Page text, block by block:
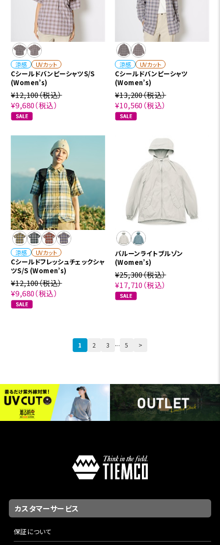
涼感 UVカット
CシールドバンピーシャツS/S
(Women’s)
¥12,100（税込）
¥9,680（税込）
涼感 UVカット
Cシールドバンピーシャツ
(Women’s)
¥13,200（税込）
¥10,560 （税込）
涼感 UVカット
Cシールドフレッシュチェックシャ
ツS/S (Women’s)
¥12,100（税込）
¥9,680（税込）
バルーンライトブルゾン
(Women’s)
¥25,300（税込）
¥17,710 （税込）
1 2 3 ... 5 >
カスタマーサービス
保証について